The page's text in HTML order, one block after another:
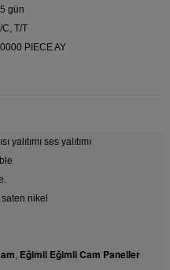
gün
C, T/T
PIECE AY
yalıtımı ses yalıtımı
nikel
, Eğimli Eğimli Cam Paneller